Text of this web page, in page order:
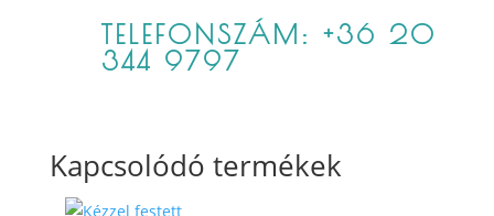
TELEFONSZÁM: +36 20
344 9797
Kapcsolódó termékek